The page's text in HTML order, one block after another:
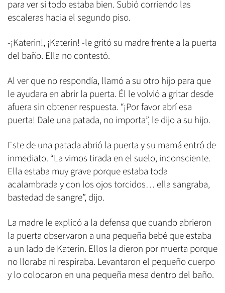
para ver si todo estaba bien. Subió corriendo las
escaleras hacia el segundo piso.
-¡Katerin!, ¡Katerin! -le gritó su madre frente a la puerta
del baño. Ella no contestó.
Al ver que no respondía, llamó a su otro hijo para que
le ayudara en abrir la puerta. Él le volvió a gritar desde
afuera sin obtener respuesta. “¡Por favor abrí esa
puerta! Dale una patada, no importa”, le dijo a su hijo.
Este de una patada abrió la puerta y su mamá entró de
inmediato. “La vimos tirada en el suelo, inconsciente.
Ella estaba muy grave porque estaba toda
acalambrada y con los ojos torcidos… ella sangraba,
bastedad de sangre”, dijo.
La madre le explicó a la defensa que cuando abrieron
la puerta observaron a una pequeña bebé que estaba
a un lado de Katerin. Ellos la dieron por muerta porque
no lloraba ni respiraba. Levantaron el pequeño cuerpo
y lo colocaron en una pequeña mesa dentro del baño.